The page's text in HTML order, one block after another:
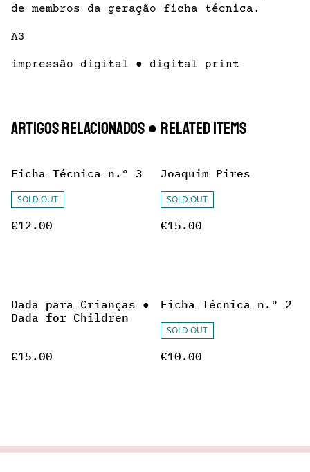
de membros da geração ficha técnica.
A3
impressão digital ● digital print
Artigos Relacionados ● Related items
Ficha Técnica n.º 3
SOLD OUT
€12.00
Joaquim Pires
SOLD OUT
€15.00
Dada para Crianças ●
Dada for Children
€15.00
Ficha Técnica n.º 2
SOLD OUT
€10.00